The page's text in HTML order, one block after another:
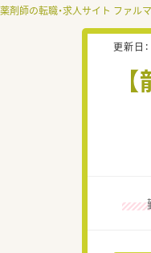
薬剤師の転職・求人サイト ファル
更新日：